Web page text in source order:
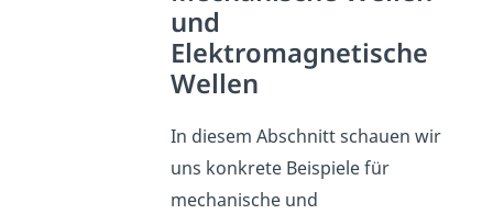
und
Elektromagnetische
Wellen
In diesem Abschnitt schauen wir
uns konkrete Beispiele für
mechanische und